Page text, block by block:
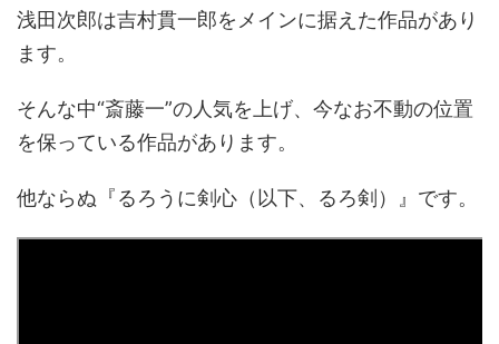
浅田次郎は吉村貫一郎をメインに据えた作品があり
ます。
そんな中“斎藤一”の人気を上げ、今なお不動の位置
を保っている作品があります。
他ならぬ『るろうに剣心（以下、るろ剣）』です。